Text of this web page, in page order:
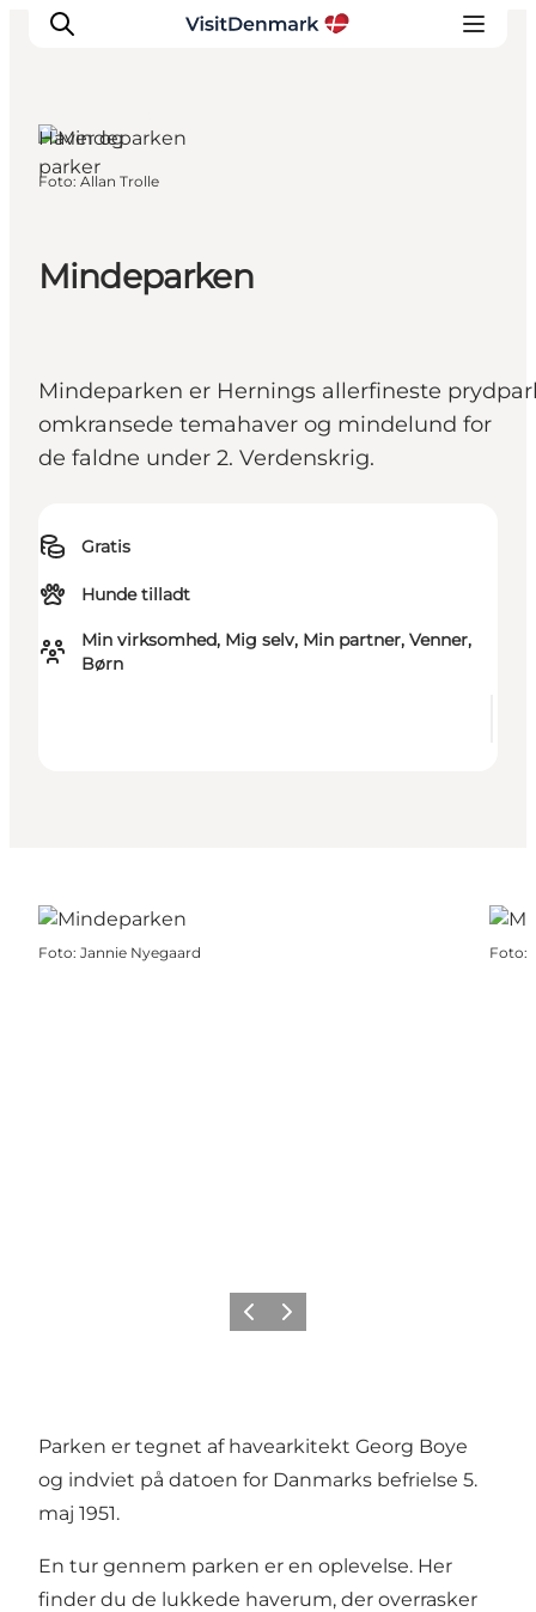
Oplevelser
Overnatning
Mindeparken
Mindeparken er Hernings allerfineste
omkransede temahaver og mindelund for
de faldne under 2. Verdenskrig.
Gratis
Hunde tilladt
Min virksomhed, Mig selv, Min partner, Venner,
Børn
Haver og
parker
Foto: Allan Trolle
Foto: Jannie Nyegaard Foto:
ForrigeNæste
Parken er tegnet af havearkitekt Georg Boye
og indviet på datoen for Danmarks befrielse 5.
maj 1951.
En tur gennem parken er en oplevelse. Her
finder du de lukkede haverum, der overrasker